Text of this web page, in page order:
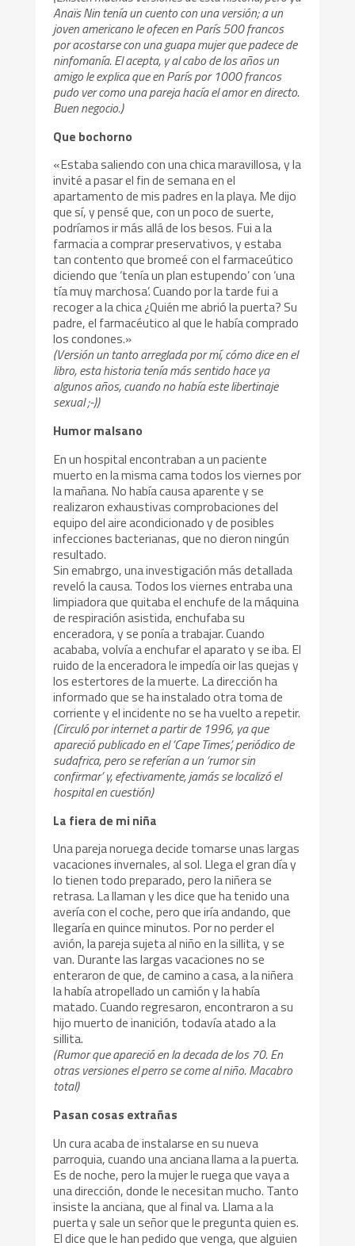
Anaïs Nin tenía un cuento con una versión; a un
joven americano le ofecen en París 500 francos
por acostarse con una guapa mujer que padece de
ninfomanía. El acepta, y al cabo de los años un
amigo le explica que en París por 1000 francos
pudo ver como una pareja hacía el amor en directo.
Buen negocio.)
Que bochorno
«Estaba saliendo con una chica maravillosa, y la
invité a pasar el fin de semana en el
apartamento de mis padres en la playa. Me dijo
que sí, y pensé que, con un poco de suerte,
podríamos ir más allá de los besos. Fui a la
farmacia a comprar preservativos, y estaba
tan contento que bromeé con el farmaceútico
diciendo que ‘tenía un plan estupendo’ con ‘una
tía muy marchosa’. Cuando por la tarde fui a
recoger a la chica ¿Quién me abrió la puerta? Su
padre, el farmacéutico al que le había comprado
los condones.»
(Versión un tanto arreglada por mí, cómo dice en el
libro, esta historia tenía más sentido hace ya
algunos años, cuando no había este libertinaje
sexual ;-))
Humor malsano
En un hospital encontraban a un paciente
muerto en la misma cama todos los viernes por
la mañana. No había causa aparente y se
realizaron exhaustivas comprobaciones del
equipo del aire acondicionado y de posibles
infecciones bacterianas, que no dieron ningún
resultado.
Sin emabrgo, una investigación más detallada
reveló la causa. Todos los viernes entraba una
limpiadora que quitaba el enchufe de la máquina
de respiración asistida, enchufaba su
enceradora, y se ponía a trabajar. Cuando
acababa, volvía a enchufar el aparato y se iba. El
ruido de la enceradora le impedía oir las quejas y
los estertores de la muerte. La dirección ha
informado que se ha instalado otra toma de
corriente y el incidente no se ha vuelto a repetir.
(Circuló por internet a partir de 1996, ya que
apareció publicado en el ‘Cape Times’, periódico de
sudafrica, pero se referían a un ‘rumor sin
confirmar’ y, efectivamente, jamás se localizó el
hospital en cuestión)
La fiera de mi niña
Una pareja noruega decide tomarse unas largas
vacaciones invernales, al sol. Llega el gran día y
lo tienen todo preparado, pero la niñera se
retrasa. La llaman y les dice que ha tenido una
avería con el coche, pero que iría andando, que
llegaría en quince minutos. Por no perder el
avión, la pareja sujeta al niño en la sillita, y se
van. Durante las largas vacaciones no se
enteraron de que, de camino a casa, a la niñera
la había atropellado un camión y la había
matado. Cuando regresaron, encontraron a su
hijo muerto de inanición, todavía atado a la
sillita.
(Rumor que apareció en la decada de los 70. En
otras versiones el perro se come al niño. Macabro
total)
Pasan cosas extrañas
Un cura acaba de instalarse en su nueva
parroquia, cuando una anciana llama a la puerta.
Es de noche, pero la mujer le ruega que vaya a
una dirección, donde le necesitan mucho. Tanto
insiste la anciana, que al final va. Llama a la
puerta y sale un señor que le pregunta quien es.
El dice que le han pedido que venga, que alguien